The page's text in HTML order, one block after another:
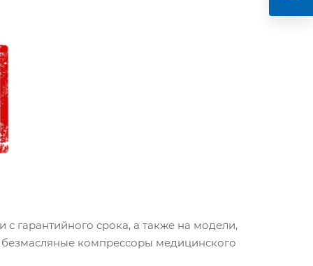
гарантийного срока, а также на модели,
компрессоры медицинского